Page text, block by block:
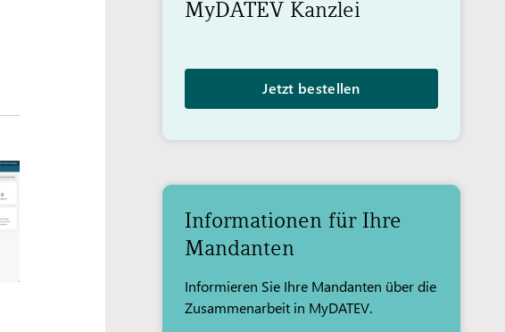
MyDATEV Kanzlei
Jetzt bestellen
Informationen für Ihre
Mandanten
Informieren Sie Ihre Mandanten über die
Zusammenarbeit in MyDATEV.